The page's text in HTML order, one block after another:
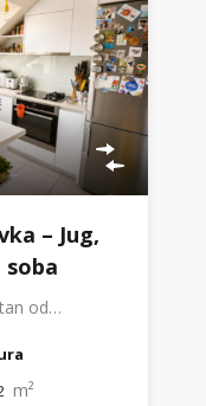
– Jug,
soba
od…
m²